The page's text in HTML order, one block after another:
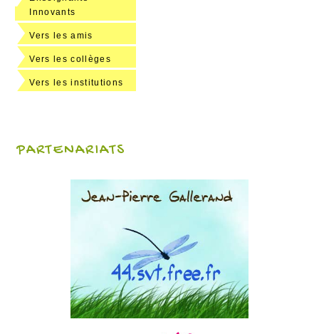
Innovants
Vers les amis
Vers les collèges
Vers les institutions
PARTENARIATS